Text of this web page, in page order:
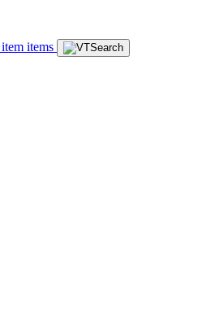
item items